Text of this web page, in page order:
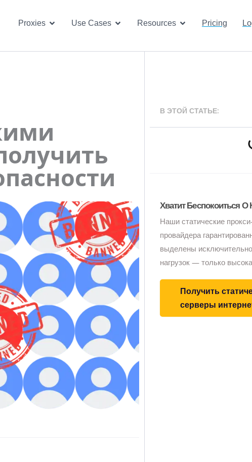
Proxies Open Proxies
Use Cases Open Use Cases
Resources OpenPricing
В ЭТОЙ СТАТЬЕ:
Хватит Беспокоиться О
Наши статические
провайдера
выделены
нагрузок — только
Получить
серверы